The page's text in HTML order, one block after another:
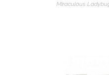
Miraculous